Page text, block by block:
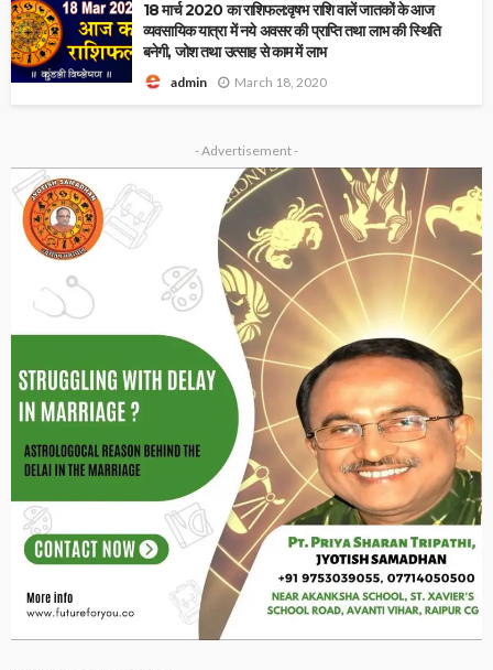
18 मार्च 2020 का राशिफल:वृषभ राशि वालें जातकों के आज
व्यवसायिक यात्रा में नये अवसर की प्राप्ति तथा लाभ की स्थिति
बनेगी, जोश तथा उत्साह से काम में लाभ
admin March 18, 2020
- Advertisement -